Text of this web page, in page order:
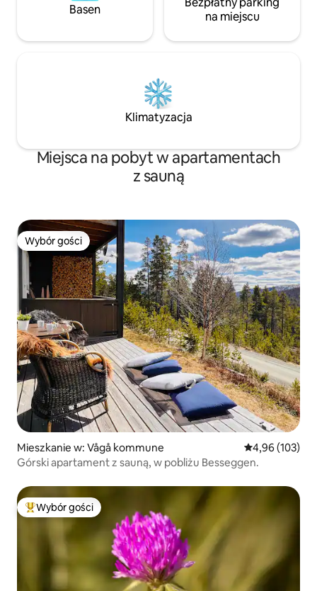
Basen
na miejscu
Klimatyzacja
Miejsca na pobyt w apartamentach
z sauną
Wybór gości
Wybór gości
Mieszkanie w: Vågå kommune Średnia
4,96 (103)
Górski apartament z sauną, w pobliżu Besseggen.
Najpopularniejsze z kategorii Wybór gości
Wybór gości